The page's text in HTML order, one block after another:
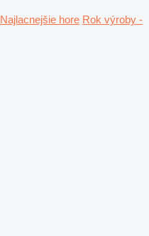
Najlacnejšie hore Rok výroby -